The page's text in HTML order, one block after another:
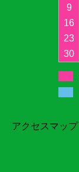
9
16
23
30
アクセスマップ